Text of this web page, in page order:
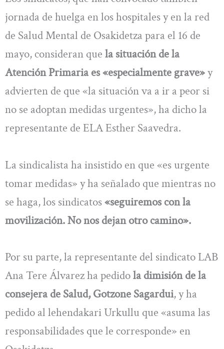
jornada de huelga en los hospitales y en la red
de Salud Mental de Osakidetza para el 16 de
mayo, consideran que la situación de la
Atención Primaria es «especialmente grave»y
advierten de que «la situación va a ir a peor si
no se adoptan medidas urgentes», ha dicho la
representante de ELA Esther Saavedra.
La sindicalista ha insistido en que «es urgente
tomar medidas» y ha señalado que mientras no
se haga, los sindicatos«seguiremos con la
movilización. No nos dejan otro camino».
Por su parte, la representante del sindicato LAB
Ana Tere Álvarez ha pedidola dimisión de la
consejera de Salud, Gotzone Sagardui, y ha
pedido al lehendakari Urkullu que «asuma las
responsabilidades que le corresponde» en